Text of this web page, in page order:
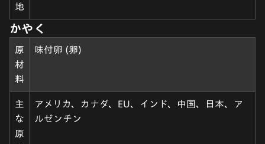
地
かやく
原
材
料
味付卵 (卵)
主
な
原
アメリカ、カナダ、EU、インド、中国、日本、ア
ルゼンチン